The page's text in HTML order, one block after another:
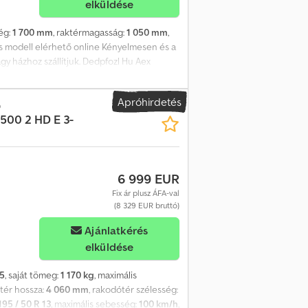
elküldése
1 700 mm, raktérmagasság:1 050 mm,
modell elérhető online Kényelmesen és a
házhoz szállítjuk. Dedpfozl Hu Aex
márkák termékei találhatók! Több
példa (nem kötelező érvényű):
306x170x30 cm, 3500 kg, fékes, tandem
4 oldalon lehajtható, fekete porfestett
acéllemez a rakterületen, elektromos-
támasztókerék... beleértve a profi, 74 cm-
erejéig! további tartozékok felár
különböző lopásbiztosító megoldások
vagyunk értékesítés telefonos
a trailer-shop weboldalunkon szerzői jog
Apróhirdetés
2 HD E 3-
6 999 EUR
Fix ár plusz ÁFA-val
(8 329 EUR bruttó)
Ajánlatkérés
elküldése
, saját tömeg:1 170 kg, maximális
hossza:4 060 mm, rakodótér szélesség:
/ 50 R 13, maximális sebesség:100 km/h,